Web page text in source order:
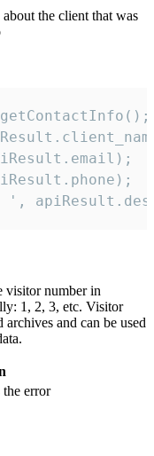
the client that was
',
visitor number in
1, 2, 3, etc. Visitor
and can be used
the error